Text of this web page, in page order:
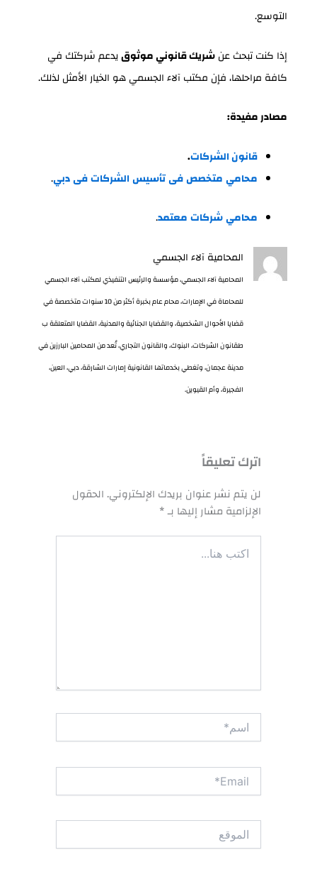
التوسع.
إذا كنت تبحث عنشريك قانوني موثوقيدعم شركتك في
كافة مراحلها، فإن مكتب آلاء الجسمي هو الخيار الأمثل لذلك.
مصادر مفيدة:
قانون الشركات.
محاميمتخصصفىتأسيسالشركاتفىدبي.
محاميشركاتمعتمد.
المحامية آلاء الجسمي
المحامية آلاء الجسمي، مؤسسة والرئيس التنفيذي لمكتب آلاء الجسمي
للمحاماة في الإمارات، محام عام بخبرة أكثر من 10 سنوات متخصصة في
قضايا الأحوال الشخصية، والقضايا الجنائية والمدنية، القضايا المتعلقة ب
طقانون الشركات، البنوك، والقانون التجاري، تُعد من المحامين البارزين في
مدينة عجمان، وتغطي بخدماتها القانونية إمارات الشارقة، دبي، العين،
الفجيرة، وأم القيوين.
اترك تعليقاً
لن يتم نشر عنوان بريدك الإلكتروني.الحقول
الإلزامية مشار إليها بـ*
اكتب
هنا...
اسم*
Email*
الموقع